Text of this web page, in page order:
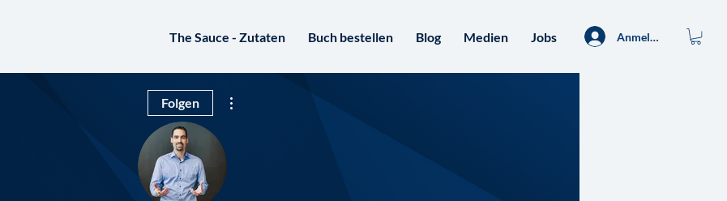
The Sauce - Zutaten Buch bestellen Blog Medien Jobs Anmelden
Folgen